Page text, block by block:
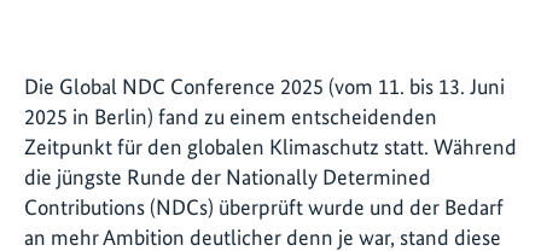
Die Global NDC Conference 2025 (vom 11. bis 13. Juni
2025 in Berlin) fand zu einem entscheidenden
Zeitpunkt für den globalen Klimaschutz statt. Während
die jüngste Runde der Nationally Determined
Contributions (NDCs) überprüft wurde und der Bedarf
an mehr Ambition deutlicher denn je war, stand diese